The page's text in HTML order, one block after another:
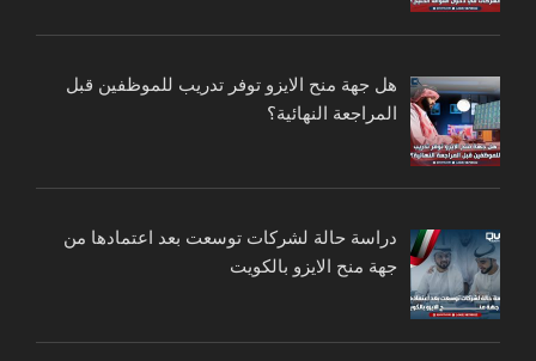
هل جهة منح الايزو توفر تدريب للموظفين قبل
المراجعة النهائية؟
دراسة حالة لشركات توسعت بعد اعتمادها من
جهة منح الايزو بالكويت